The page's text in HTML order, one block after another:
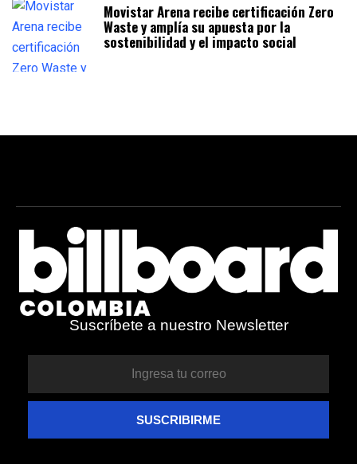
Movistar Arena recibe certificación Zero
Waste y amplía su apuesta por la
sostenibilidad y el impacto social
Suscríbete a nuestro Newsletter